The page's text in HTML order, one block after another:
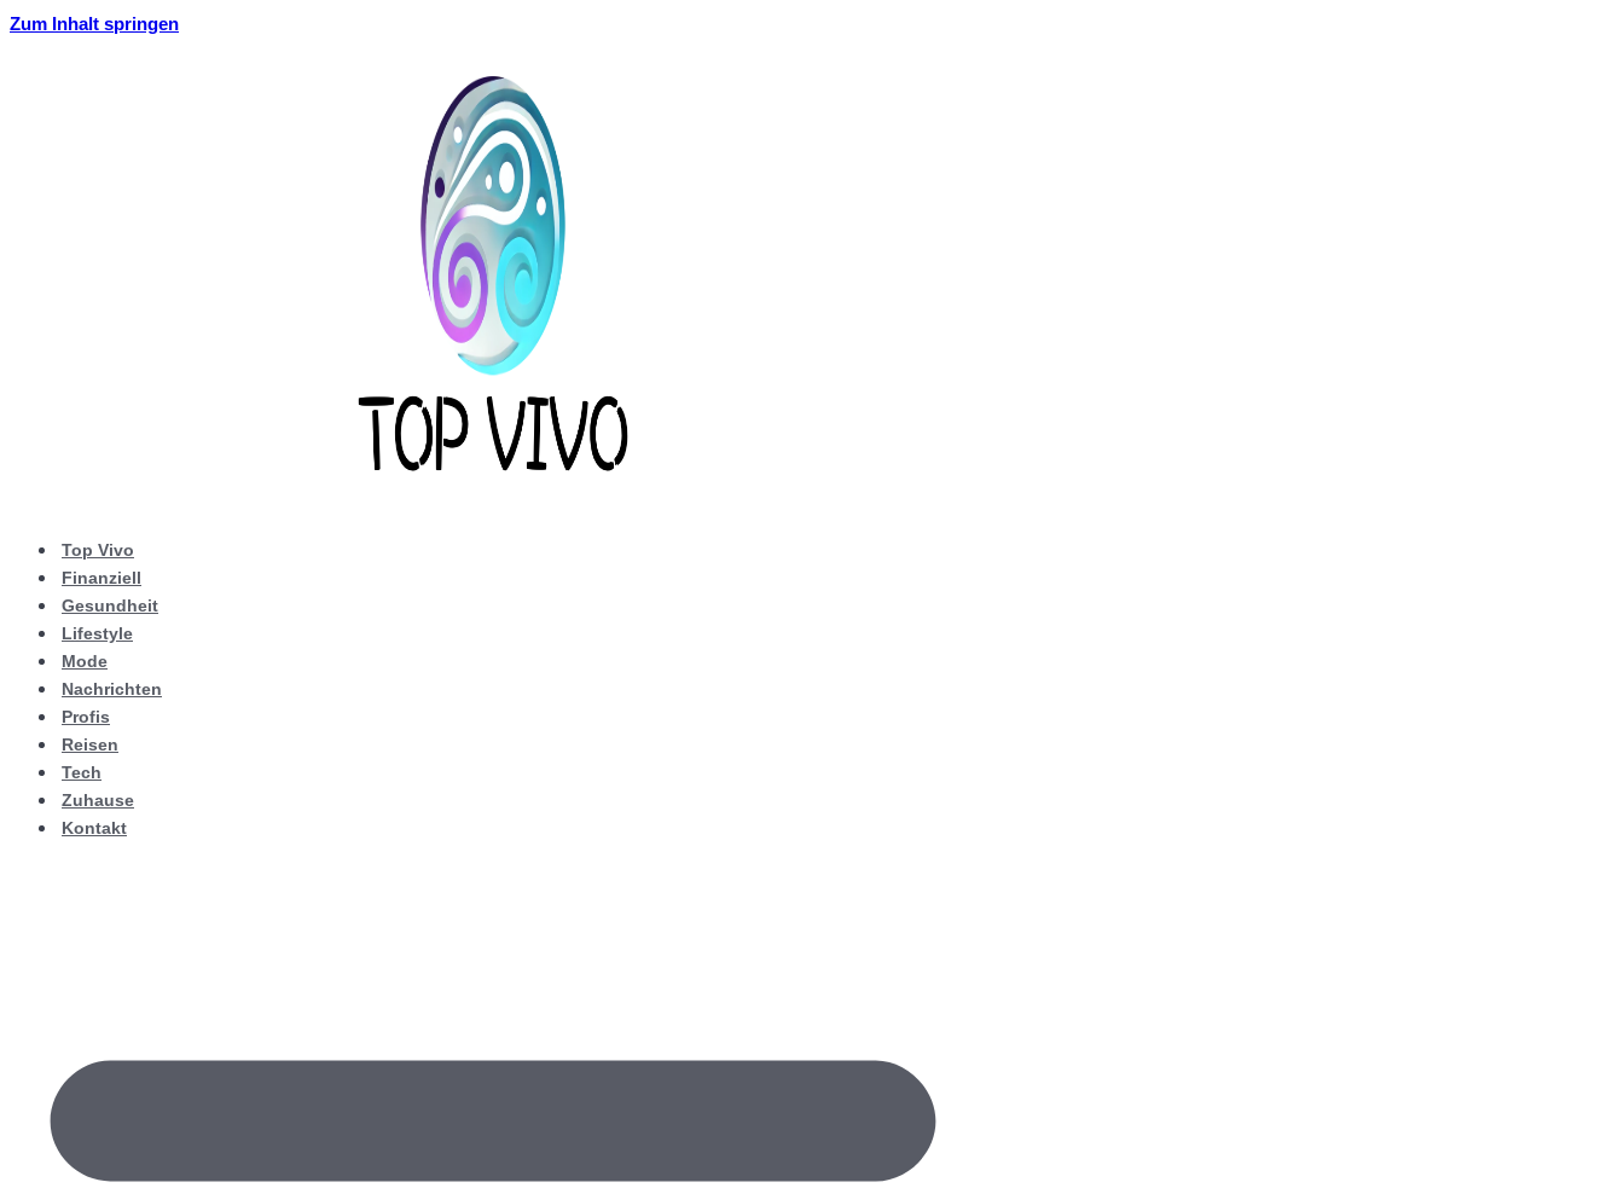
Zum Inhalt springen
Top Vivo
Finanziell
Gesundheit
Lifestyle
Mode
Nachrichten
Profis
Reisen
Tech
Zuhause
Kontakt